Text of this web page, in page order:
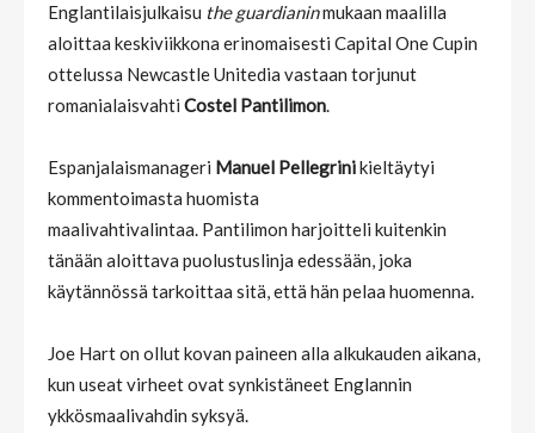
Englantilaisjulkaisu the guardianinmukaan maalilla
aloittaa keskiviikkona erinomaisesti Capital One Cupin
ottelussa Newcastle Unitedia vastaan torjunut
romanialaisvahti Costel Pantilimon.
Espanjalaismanageri Manuel Pellegrinikieltäytyi
kommentoimasta huomista
maalivahtivalintaa. Pantilimon harjoitteli kuitenkin
tänään aloittava puolustuslinja edessään, joka
käytännössä tarkoittaa sitä, että hän pelaa huomenna.
Joe Hart on ollut kovan paineen alla alkukauden aikana,
kun useat virheet ovat synkistäneet Englannin
ykkösmaalivahdin syksyä.